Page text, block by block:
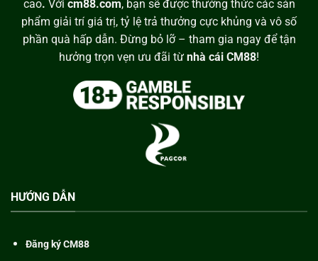
cao. Với cm88.com, bạn sẽ được thưởng thức các sản
phẩm giải trí giá trị, tỷ lệ trả thưởng cực khủng và vô số
phần quà hấp dẫn. Đừng bỏ lỡ – tham gia ngay để tận
hưởng trọn vẹn ưu đãi từ nhà cái CM88!
HƯỚNG DẪN
Đăng ký CM88